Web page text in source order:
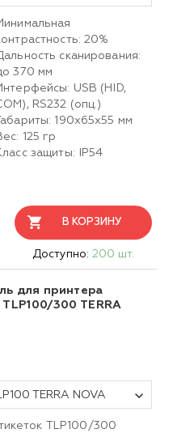
20%
сканирования:
370 мм
USB (HID,
RS232 (опц.)
Габариты: 190х65х55 мм
125 гр
защиты: IP54
В КОРЗИНУ
Доступно: 200 шт.
для принтера
TLP100/300 TERRA
TERRA NOVA
TLP100/300